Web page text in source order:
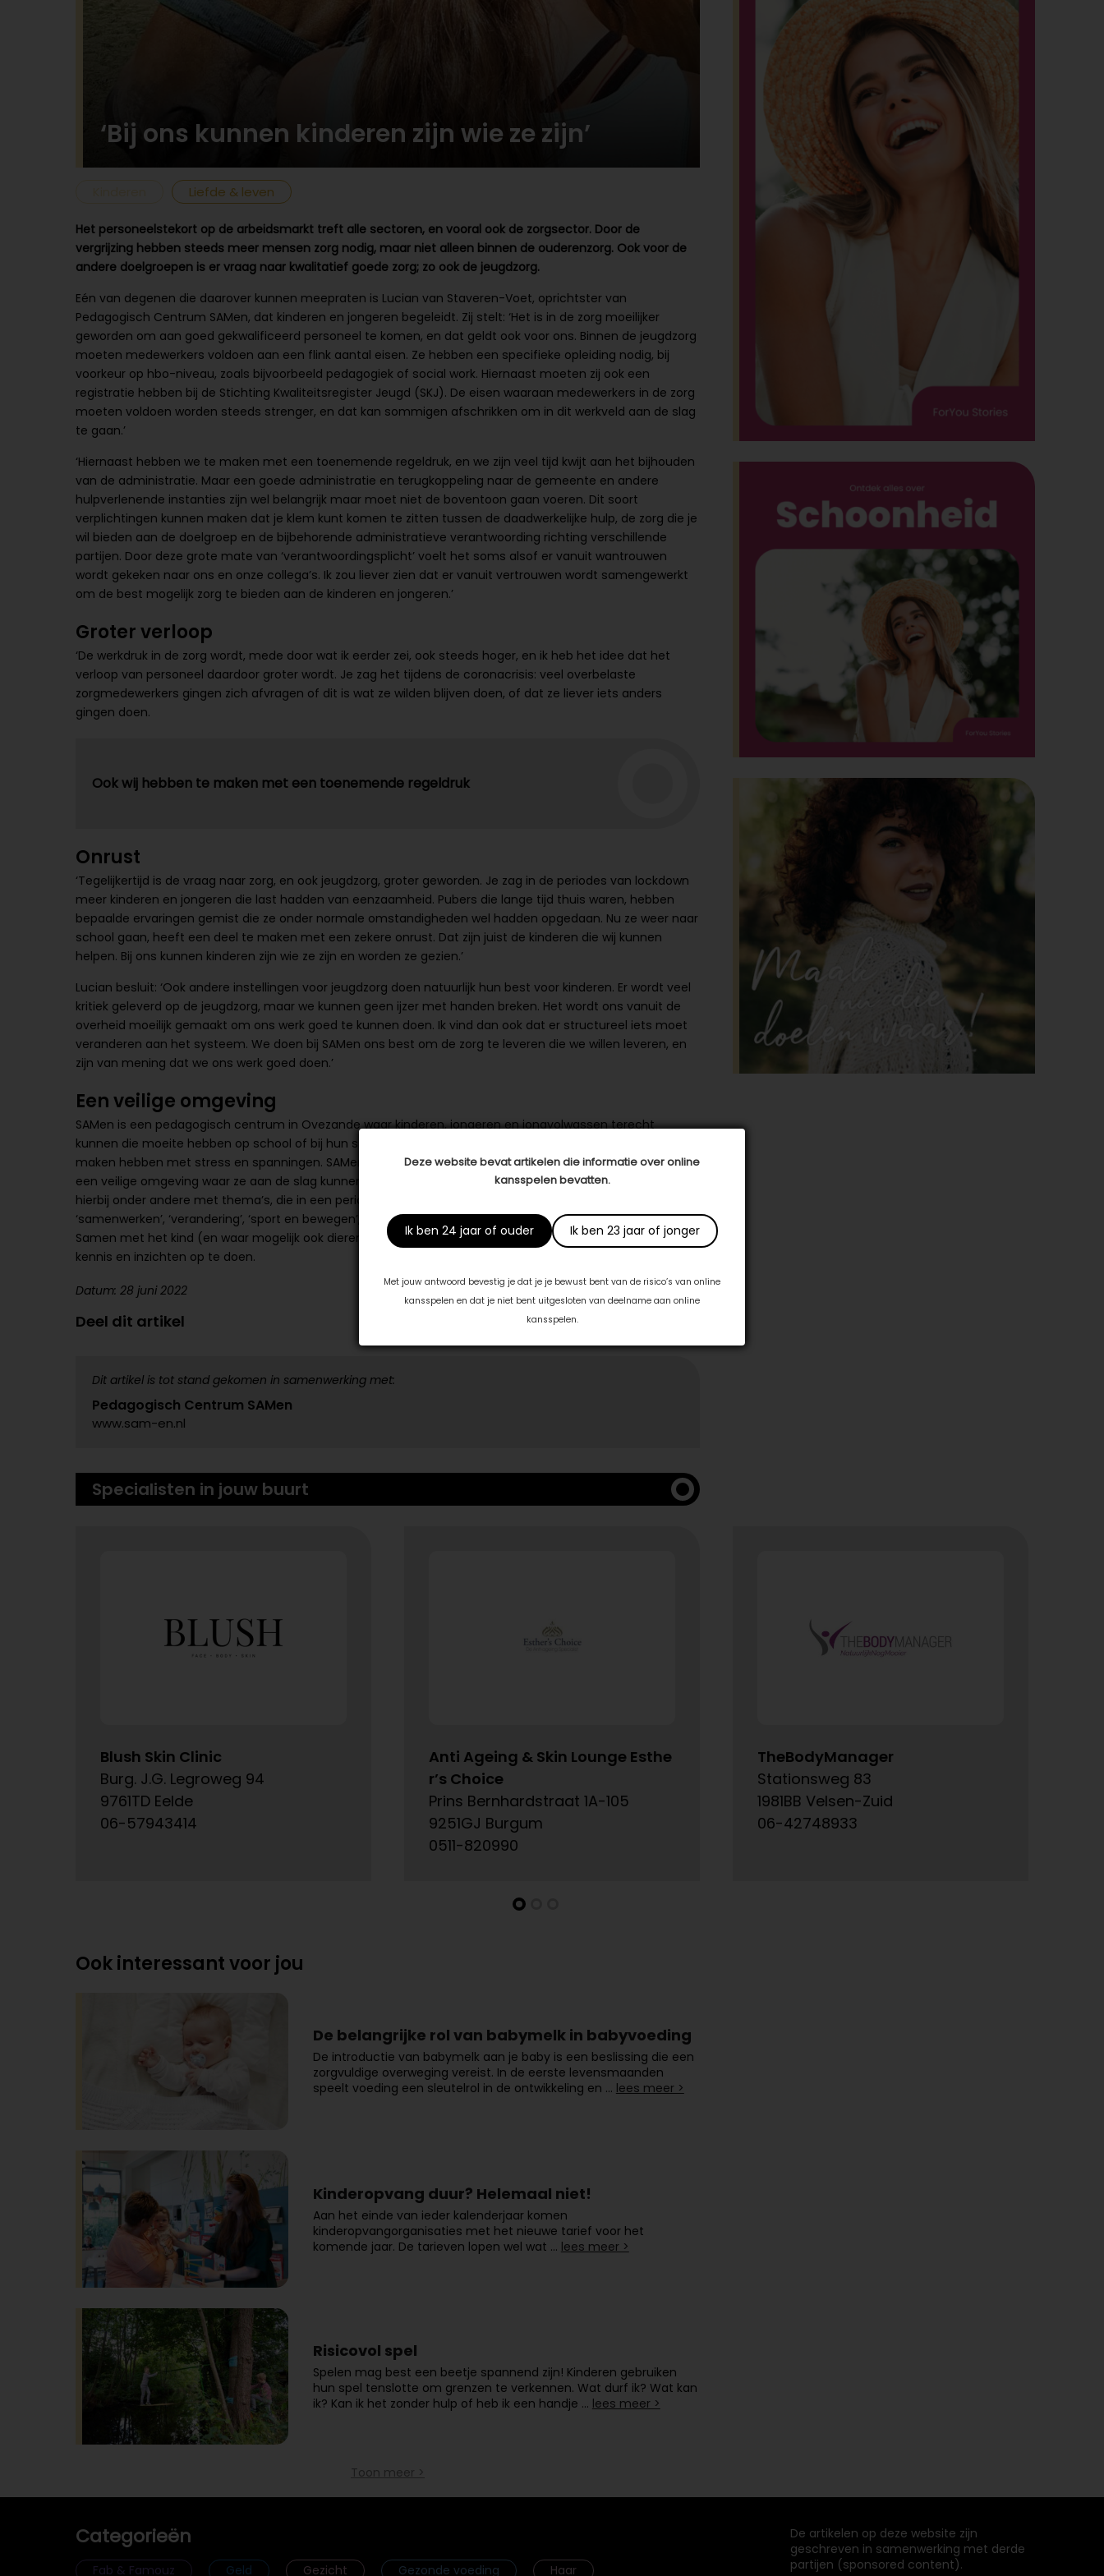
Deze website bevat artikelen die informatie over online
kansspelen bevatten.
Ik ben 24 jaar of ouder Ik ben 23 jaar of jonger
Met jouw antwoord bevestig je dat je je bewust bent van de risico’s van online
kansspelen en dat je niet bent uitgesloten van deelname aan online
kansspelen.
‘Bij ons kunnen kinderen zijn wie ze zijn’
Liefde & leven
Het personeelstekort op de arbeidsmarkt treft alle sectoren, en vooral ook de zorgsector. Door de
vergrijzing hebben steeds meer mensen zorg nodig, maar niet alleen binnen de ouderenzorg. Ook voor de
andere doelgroepen is er vraag naar kwalitatief goede zorg; zo ook de jeugdzorg.
Eén van degenen die daarover kunnen meepraten is Lucian van Staveren-Voet, oprichtster van
Pedagogisch Centrum SAMen, dat kinderen en jongeren begeleidt. Zij stelt: ‘Het is in de zorg moeilijker
geworden om aan goed gekwalificeerd personeel te komen, en dat geldt ook voor ons. Binnen de jeugdzorg
moeten medewerkers voldoen aan een flink aantal eisen. Ze hebben een specifieke opleiding nodig, bij
voorkeur op hbo-niveau, zoals bijvoorbeeld pedagogiek of social work. Hiernaast moeten zij ook een
registratie hebben bij de Stichting Kwaliteitsregister Jeugd (SKJ). De eisen waaraan medewerkers in de zorg
moeten voldoen worden steeds strenger, en dat kan sommigen afschrikken om in dit werkveld aan de slag
te gaan.’
‘Hiernaast hebben we te maken met een toenemende regeldruk, en we zijn veel tijd kwijt aan het bijhouden
van de administratie. Maar een goede administratie en terugkoppeling naar de gemeente en andere
hulpverlenende instanties zijn wel belangrijk maar moet niet de boventoon gaan voeren. Dit soort
verplichtingen kunnen maken dat je klem kunt komen te zitten tussen de daadwerkelijke hulp, de zorg die je
wil bieden aan de doelgroep en de bijbehorende administratieve verantwoording richting verschillende
partijen. Door deze grote mate van ‘verantwoordingsplicht’ voelt het soms alsof er vanuit wantrouwen
wordt gekeken naar ons en onze collega’s. Ik zou liever zien dat er vanuit vertrouwen wordt samengewerkt
om de best mogelijk zorg te bieden aan de kinderen en jongeren.’
Groter verloop
‘De werkdruk in de zorg wordt, mede door wat ik eerder zei, ook steeds hoger, en ik heb het idee dat het
verloop van personeel daardoor groter wordt. Je zag het tijdens de coronacrisis: veel overbelaste
zorgmedewerkers gingen zich afvragen of dit is wat ze wilden blijven doen, of dat ze liever iets anders
gingen doen.
Ook wij hebben te maken met een toenemende regeldruk
Onrust
‘Tegelijkertijd is de vraag naar zorg, en ook jeugdzorg, groter geworden. Je zag in de periodes van lockdown
meer kinderen en jongeren die last hadden van eenzaamheid. Pubers die lange tijd thuis waren, hebben
bepaalde ervaringen gemist die ze onder normale omstandigheden wel hadden opgedaan. Nu ze weer naar
school gaan, heeft een deel te maken met een zekere onrust. Dat zijn juist de kinderen die wij kunnen
helpen. Bij ons kunnen kinderen zijn wie ze zijn en worden ze gezien.’
Lucian besluit: ‘Ook andere instellingen voor jeugdzorg doen natuurlijk hun best voor kinderen. Er wordt veel
kritiek geleverd op de jeugdzorg, maar we kunnen geen ijzer met handen breken. Het wordt ons vanuit de
overheid moeilijk gemaakt om ons werk goed te kunnen doen. Ik vind dan ook dat er structureel iets moet
veranderen aan het systeem. We doen bij SAMen ons best om de zorg te leveren die we willen leveren, en
zijn van mening dat we ons werk goed doen.’
Een veilige omgeving
SAMen is een pedagogisch centrum in Ovezande waar kinderen, jongeren en jongvolwassen terecht
kunnen die moeite hebben op school of bij hun studie, die tegen sociale problemen aanlopen of die te
maken hebben met stress en spanningen. SAMen, gevestigd op een boerderij, is voor kinderen en jongeren
een veilige omgeving waar ze aan de slag kunnen met leerzame activiteiten en klussen. Het centrum werkt
hierbij onder andere met thema’s, die in een periode van steeds 10 weken uitgewerkt worden. Bijvoorbeeld
‘samenwerken’, ‘verandering’, ‘sport en bewegen’, ‘normen en waarden’ en ‘heden, verleden en toekomst’.
Samen met het kind (en waar mogelijk ook dieren) wordt het thema verdiept voor elk kind, met als doel om
kennis en inzichten op te doen.
Datum: 28 juni 2022
Deel dit artikel
Dit artikel is tot stand gekomen in samenwerking met:
Pedagogisch Centrum SAMen
www.sam-en.nl
Specialisten in jouw buurt
Blush Skin Clinic
Burg. J.G. Legroweg 94
9761TD Eelde
06-57943414
Anti Ageing & Skin Lounge Esthe
r’s Choice
Prins Bernhardstraat 1A-105
9251GJ Burgum
0511-820990
TheBodyManager
Stationsweg 83
1981BB Velsen-Zuid
06-42748933
Ook interessant voor jou
De belangrijke rol van babymelk in babyvoeding
De introductie van babymelk aan je baby is een beslissing die een
zorgvuldige overweging vereist. In de eerste levensmaanden
speelt voeding een sleutelrol in de ontwikkeling en … lees meer >
Kinderopvang duur? Helemaal niet!
Aan het einde van ieder kalenderjaar komen
kinderopvangorganisaties met het nieuwe tarief voor het
komende jaar. De tarieven lopen wel wat … lees meer >
Risicovol spel
Spelen mag best een beetje spannend zijn! Kinderen gebruiken
hun spel tenslotte om grenzen te verkennen. Wat durf ik? Wat kan
ik? Kan ik het zonder hulp of heb ik een handje … lees meer >
Toon meer >
Categorieën
Fab & Famouz Geld Gezicht Gezonde voeding Haar
De artikelen op deze website zijn
geschreven in samenwerking met derde
partijen (sponsored content).